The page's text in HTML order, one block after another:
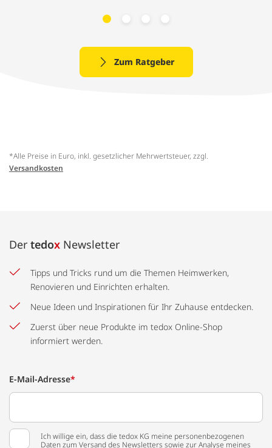
Zum Ratgeber
*Alle Preise in Euro, inkl. gesetzlicher Mehrwertsteuer, zzgl.
Versandkosten
Der tedox Newsletter
Tipps und Tricks rund um die Themen Heimwerken,
Renovieren und Einrichten erhalten.
Neue Ideen und Inspirationen für Ihr Zuhause entdecken.
Zuerst über neue Produkte im tedox Online-Shop
informiert werden.
E-Mail-Adresse*
Ich willige ein, dass die tedox KG meine personenbezogenen
Daten zum Versand des Newsletters sowie zur Analyse meines